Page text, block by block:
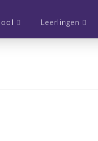
Leerlingen